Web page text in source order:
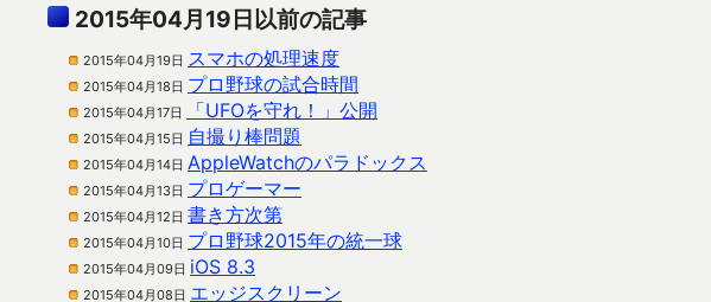
2015年04月19日以前の記事
2015年04月19日 スマホの処理速度
2015年04月18日 プロ野球の試合時間
2015年04月17日 「UFOを守れ！」公開
2015年04月15日 自撮り棒問題
2015年04月14日 AppleWatchのパラドックス
2015年04月13日 プロゲーマー
2015年04月12日 書き方次第
2015年04月10日 プロ野球2015年の統一球
2015年04月09日 iOS 8.3
2015年04月08日 エッジスクリーン